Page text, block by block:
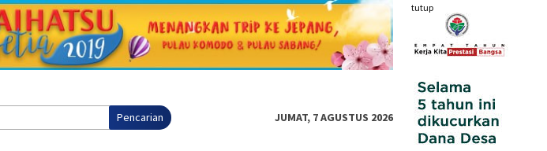
tutup
Pencarian JUMAT, 7 AGUSTUS 2026